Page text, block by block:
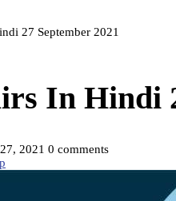
27 September 2021
In Hindi
2021 0 comments